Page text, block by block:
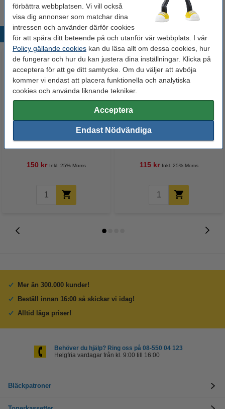
förbättra webbplatsen. Vi vill också
visa dig annonser som matchar dina
intressen och använder därför cookies
för att spåra ditt beteende på och utanför vår webbplats. I vår
Policy gällande cookies kan du läsa allt om dessa cookies, hur
de fungerar och hur du kan justera dina inställningar. Klicka på
acceptera för att ge ditt samtycke. Om du väljer att avböja
kommer vi endast att placera funktionella och analytiska
cookies och använda liknande tekniker.
Acceptera
Endast Nödvändiga
Populära produkter
Kökshandduk 65x65cm blårutig
med randig kant | 6st
150 kr Inkl. 25% Moms
Philips Power Alkaline LR03
Micro AAA batteri 12st
115 kr Inkl. 25% Moms
Mer än 300.000 kunder!
Beställ innan 16:00 så skickar vi idag!
Alltid låga priser!
Behöver du hjälp? Ring oss på 08-550 04 123
Helgfria vardagar från kl. 9:00 till 16:00
Bläckpatroner